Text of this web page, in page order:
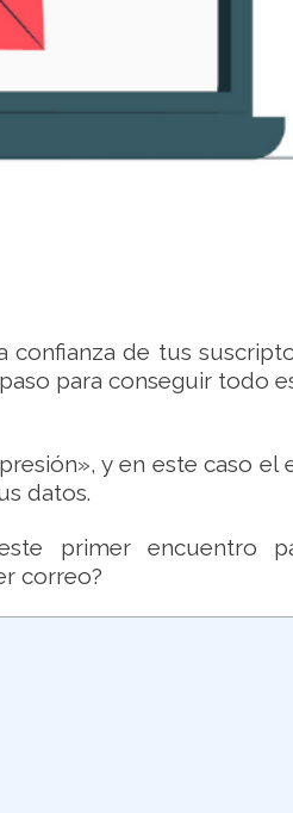
confianza de tus
para conseguir todo
y en este caso el
datos.
primer encuentro
correo?